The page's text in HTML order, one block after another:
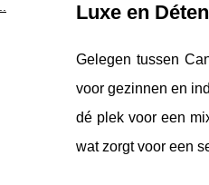
Luxe en
Gelegen tussen
voor gezinnen en
dé plek voor een
wat zorgt voor een